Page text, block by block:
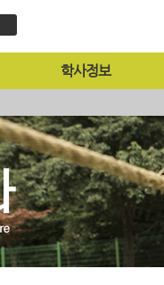
학사정보